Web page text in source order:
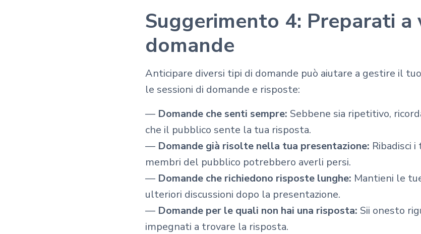
Suggerimento 4: Preparati a
domande
Anticipare diversi tipi di domande può aiutare a gestire il
le sessioni di domande e risposte:
— Domande che senti sempre: Sebbene sia ripetitivo,
che il pubblico sente la tua risposta.
— Domande già risolte nella tua presentazione: Ribadisci
membri del pubblico potrebbero averli persi.
— Domande che richiedono risposte lunghe: Mantieni le
ulteriori discussioni dopo la presentazione.
— Domande per le quali non hai una risposta: Sii onesto
impegnati a trovare la risposta.